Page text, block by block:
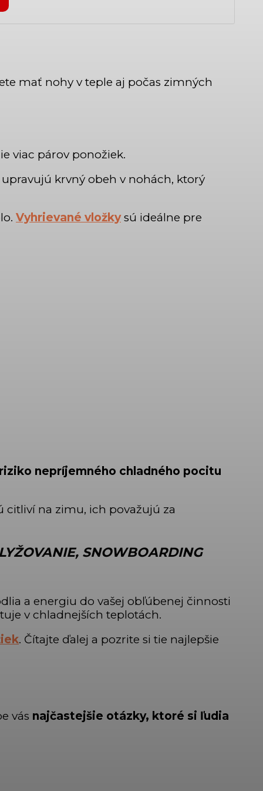
mať nohy v teple aj počas zimných
viac párov ponožiek.
krvný obeh v nohách, ktorý
Vyhrievané vložkysú ideálne pre
nepríjemného chladného pocitu
citliví na zimu, ich považujú za
SNOWBOARDING
a energiu do vašej obľúbenej činnosti
v chladnejších teplotách.
. Čítajte ďalej a pozrite si tie najlepšie
vás najčastejšie otázky, ktoré si ľudia